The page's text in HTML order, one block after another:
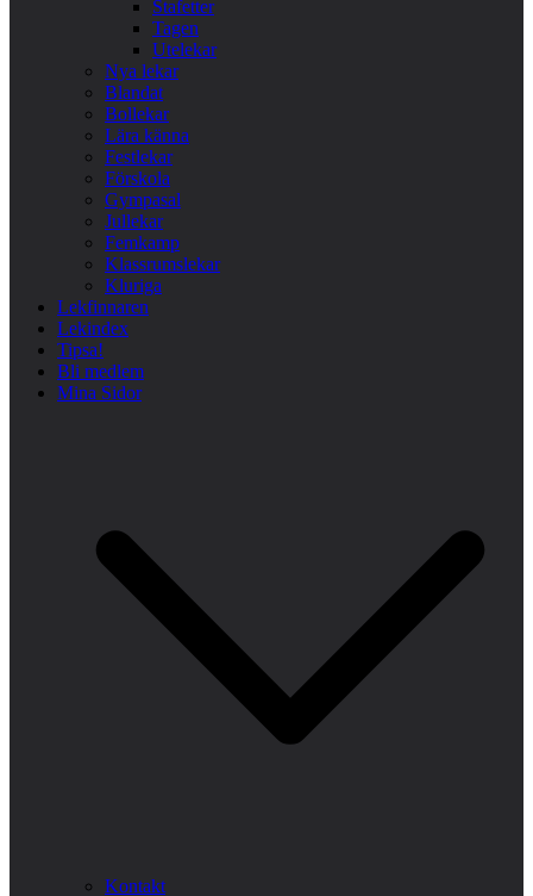
Stafetter
Tagen
Utelekar
Nya lekar
Blandat
Bollekar
Lära känna
Festlekar
Förskola
Gympasal
Jullekar
Femkamp
Klassrumslekar
Kluriga
Lekfinnaren
Lekindex
Tipsa!
Bli medlem
Mina Sidor
Kontakt